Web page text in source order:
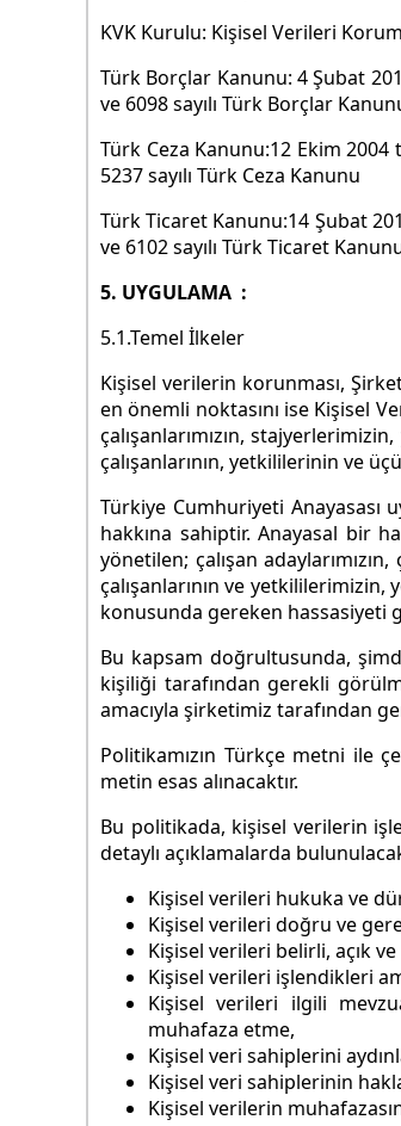
KVK Kurulu: Kişisel Verileri
Türk Borçlar Kanunu: 4 Şubat
ve 6098 sayılı Türk Borçlar
Türk Ceza Kanunu:12 Ekim 2004
5237 sayılı Türk Ceza Kanunu
Türk Ticaret Kanunu:14 Şubat
ve 6102 sayılı Türk Ticaret
5. UYGULAMA :
5.1.Temel İlkeler
Kişisel verilerin korunması,
en önemli noktasını ise Kişisel
çalışanlarımızın,
çalışanlarının, yetkililerinin ve
Türkiye Cumhuriyeti Anayasası
hakkına sahiptir. Anayasal bir
yönetilen; çalışan
çalışanlarının ve
konusunda gereken hassasiyeti
Bu kapsam doğrultusunda,
kişiliği tarafından gerekli
amacıyla şirketimiz tarafından
Politikamızın Türkçe metni ile
metin esas alınacaktır.
Bu politikada, kişisel verilerin
detaylı açıklamalarda
Kişisel verileri hukuka ve
Kişisel verileri doğru ve
Kişisel verileri belirli, açık
Kişisel verileri işlendikleri
Kişisel verileri ilgili
muhafaza etme,
Kişisel veri sahiplerini
Kişisel veri sahiplerinin
Kişisel verilerin